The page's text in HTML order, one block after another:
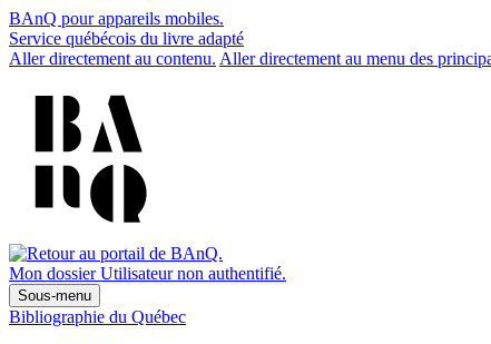
BAnQ pour appareils mobiles.
Service québécois du livre adapté
Aller directement au contenu. Aller directement au menu des
Mon dossier Utilisateur non authentifié.
Sous-menu
Bibliographie du Québec